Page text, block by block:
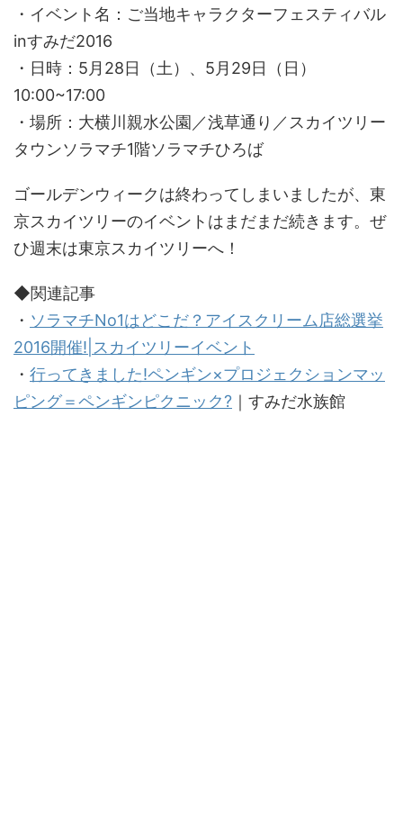
・イベント名：ご当地キャラクターフェスティバル
inすみだ2016
・日時：5月28日（土）、5月29日（日）
10:00~17:00
・場所：大横川親水公園／浅草通り／スカイツリー
タウンソラマチ1階ソラマチひろば
ゴールデンウィークは終わってしまいましたが、東
京スカイツリーのイベントはまだまだ続きます。ぜ
ひ週末は東京スカイツリーへ！
◆関連記事
・ ソラマチNo1はどこだ？アイスクリーム店総選挙
2016開催!|スカイツリーイベント
・ 行ってきました!ペンギン×プロジェクションマッ
ピング＝ペンギンピクニック? ｜すみだ水族館